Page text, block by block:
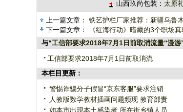
山西玖尚包装： 太原
上一篇文章： 铁艺护栏厂家推荐：新疆乌鲁
下一篇文章：
《红海行动》暗藏的3个职场真
与“工信部要求2018年7月1日前取消流量“漫游
工信部要求2018年7月1日前取消流
本栏目更新：
警惕诈骗分子假冒“京东客服”要求注销
人教版数学教材插画问题频现 教育部责
如本市出现本土感染者 所在街乡镇人员